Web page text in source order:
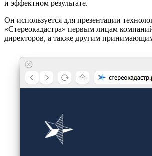
и эффектном результате.
Он используется для презентации
«Стереокадастра» первым лицам
директоров, а также другим